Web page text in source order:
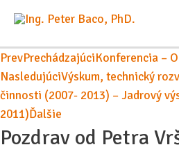
obsah
PrevPrechádzajúciKonferencia –
NasledujúciVýskum, technický
činnosti (2007- 2013) – Jadrový
2011)Ďalšie
Pozdrav od Petra